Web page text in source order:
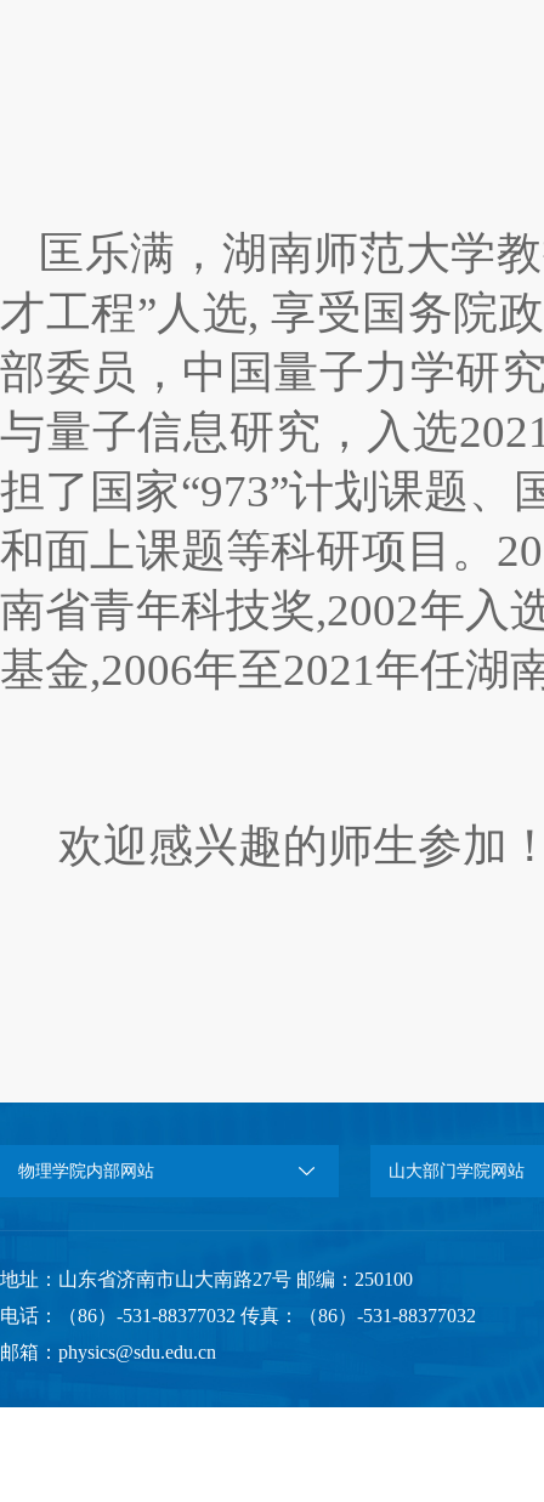
匡乐满，湖南师范大学
才工程”人选, 享受国务院
部委员，中国量子力学研
与量子信息研究，入选
担了国家“973”计划课题
和面上课题等科研项目。
南省青年科技奖,2002年入
基金,2006年至2021年任湖
欢迎感兴趣的师生参加
物理学院内部网站 山大部门学院网站
地址：山东省济南市山大南路27号 邮编：250100
电话：（86）-531-88377032 传真：（86）-531-88377032
邮箱：physics@sdu.edu.cn